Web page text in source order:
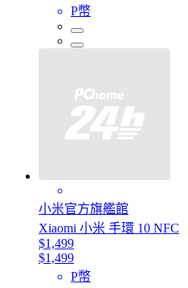
P幣
小米官方旗艦館
Xiaomi 小米 手環 10 NFC
$1,499
$1,499
P幣